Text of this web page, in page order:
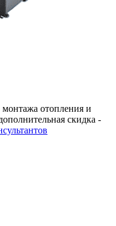
монтажа отопления и
скидка -